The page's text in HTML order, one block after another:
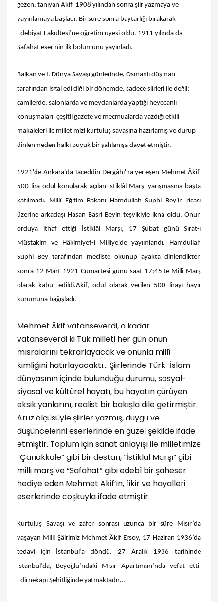
gezen, tanıyan Akif, 1908 yılından sonra şiir yazmaya ve
yayınlamaya başladı. Bir süre sonra baytarlığı bırakarak
Edebiyat Fakültesi’ne öğretim üyesi oldu. 1911 yılında da
Safahat eserinin ilk bölümünü yayınladı.
Balkan ve I. Dünya Savaşı günlerinde, Osmanlı düşman
tarafından işgal edildiği bir dönemde, sadece şiirleri ile değil;
camilerde, salonlarda ve meydanlarda yaptığı heyecanlı
konuşmaları, çeşitli gazete ve mecmualarda yazdığı etkili
makaleleri ile milletimizi kurtuluş savaşına hazırlamış ve durup
dinlenmeden halkı büyük bir şahlanışa davet etmiştir.
1921'de Ankara'da Taceddin Dergâhı'na yerleşen Mehmet Âkif,
500 lira ödül konularak açılan İstiklâl Marşı yarışmasına başta
katılmadı. Millî Eğitim Bakanı Hamdullah Suphi Bey'in ricası
üzerine arkadaşı Hasan Basri Beyin teşvikiyle ikna oldu. Onun
orduya ithaf ettiği İstiklâl Marşı, 17 Şubat günü Sırat-ı
Müstakim ve Hâkimiyet-i Milliye'de yayımlandı. Hamdullah
Suphi Bey tarafından mecliste okunup ayakta dinlendikten
sonra 12 Mart 1921 Cumartesi günü saat 17:45'te Milli Marş
olarak kabul edildi.Akif, ödül olarak verilen 500 lirayı hayır
kurumuna bağışladı.
Mehmet Âkif vatanseverdi, o kadar
vatanseverdi ki Tük milleti her gün onun
mısralarını tekrarlayacak ve onunla millî
kimliğini hatırlayacaktı… Şiirlerinde Türk-İslam
dünyasının içinde bulunduğu durumu, sosyal-
siyasal ve kültürel hayatı, bu hayatın çürüyen
eksik yanlarını, realist bir bakışla dile getirmiştir.
Aruz ölçüsüyle şiirler yazmış, duygu ve
düşüncelerini eserlerinde en güzel şekilde ifade
etmiştir. Toplum için sanat anlayışı ile milletimize
“Çanakkale” gibi bir destan, “İstiklal Marşı” gibi
milli marş ve “Safahat” gibi edebî bir şaheser
hediye eden Mehmet Akif’in, fikir ve hayalleri
eserlerinde coşkuyla ifade etmiştir.
Kurtuluş Savaşı ve zafer sonrası uzunca bir süre Mısır’da
yaşayan Milli Şâirimiz Mehmet Âkif Ersoy, 17 Haziran 1936’da
tedavi için İstanbul’a döndü. 27 Aralık 1936 tarihinde
İstanbul’da, Beyoğlu’ndaki Mısır Apartmanı’nda vefat etti,
Edirnekapı Şehitliğinde yatmaktadır…